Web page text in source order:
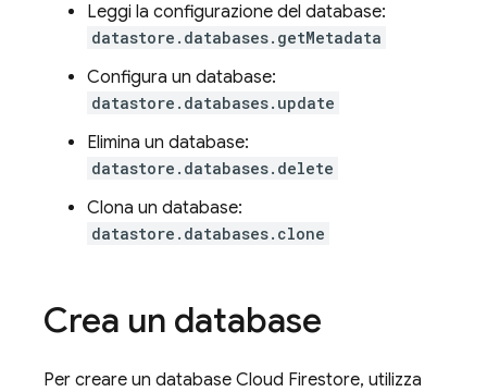
Leggi la configurazione del database:
datastore.databases.getMetadata
Configura un database:
datastore.databases.update
Elimina un database:
datastore.databases.delete
Clona un database:
datastore.databases.clone
Crea un database
Per creare un database Cloud Firestore, utilizza